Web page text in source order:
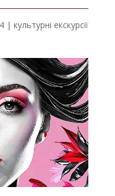
| культурні екскурсії